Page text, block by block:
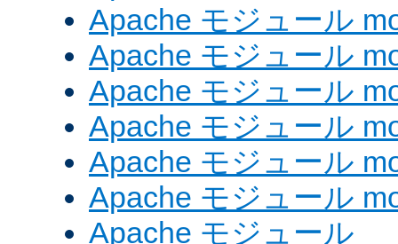
Apache モジュール
Apache モジュール
Apache モジュール
Apache モジュール
Apache モジュール
Apache モジュール
Apache モジュール